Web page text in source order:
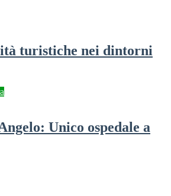
turistiche nei dintorni
Unico ospedale a